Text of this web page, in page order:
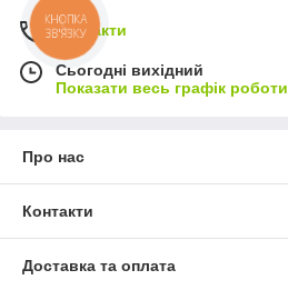
Контакти
Сьогодні вихідний
Показати весь графік роботи
Про нас
Контакти
Доставка та оплата
КНОПКА
ЗВ'ЯЗКУ